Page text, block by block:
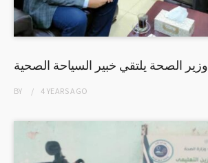
وزير الصحة يلتقي خبير السياحة الصحية
BY 4 YEARSAGO